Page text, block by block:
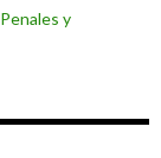
y